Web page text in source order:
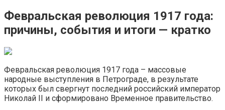
Февральская революция 1917 года:
причины, события и итоги — кратко
Февральская революция 1917 года – массовые
народные выступления в Петрограде, в результате
которых был свергнут последний российский император
Николай II и сформировано Временное правительство.